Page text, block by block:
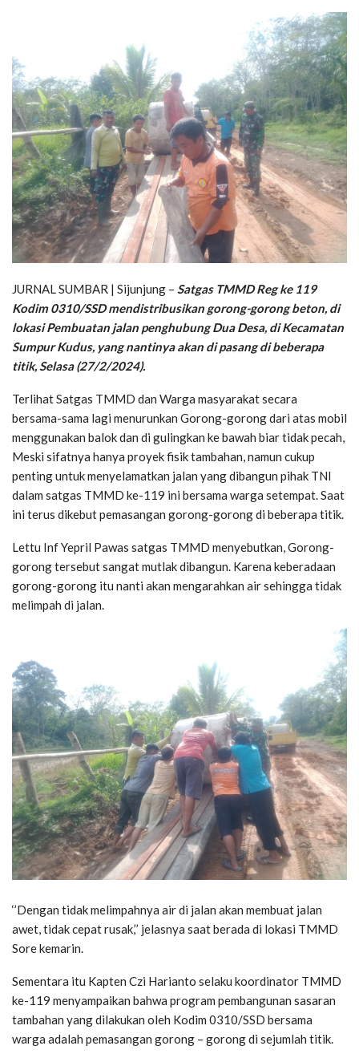
JURNAL SUMBAR | Sijunjung – Satgas TMMD Reg ke 119
Kodim 0310/SSD mendistribusikan gorong-gorong beton, di
lokasi Pembuatan jalan penghubung Dua Desa, di Kecamatan
Sumpur Kudus, yang nantinya akan di pasang di beberapa
titik, Selasa (27/2/2024).
Terlihat Satgas TMMD dan Warga masyarakat secara
bersama-sama lagi menurunkan Gorong-gorong dari atas mobil
menggunakan balok dan di gulingkan ke bawah biar tidak pecah,
Meski sifatnya hanya proyek fisik tambahan, namun cukup
penting untuk menyelamatkan jalan yang dibangun pihak TNI
dalam satgas TMMD ke-119 ini bersama warga setempat. Saat
ini terus dikebut pemasangan gorong-gorong di beberapa titik.
Lettu Inf Yepril Pawas satgas TMMD menyebutkan, Gorong-
gorong tersebut sangat mutlak dibangun. Karena keberadaan
gorong-gorong itu nanti akan mengarahkan air sehingga tidak
melimpah di jalan.
‘’Dengan tidak melimpahnya air di jalan akan membuat jalan
awet, tidak cepat rusak,’’ jelasnya saat berada di lokasi TMMD
Sore kemarin.
Sementara itu Kapten Czi Harianto selaku koordinator TMMD
ke-119 menyampaikan bahwa program pembangunan sasaran
tambahan yang dilakukan oleh Kodim 0310/SSD bersama
warga adalah pemasangan gorong – gorong di sejumlah titik.